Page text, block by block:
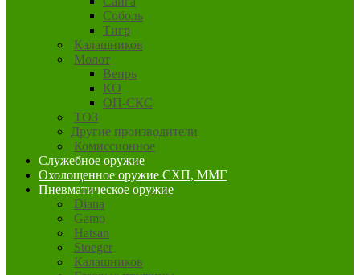
Соболь
Тигр
Калашников
Молот
Вепрь
КО
ОП-СКС
ТОЗ
Другие производители
Комиссионное
Служебное оружие
Охолощенное оружие СХП, ММГ
Пневматическое оружие
Diana
Gamo
Hatsan
Stoeger
Калашников